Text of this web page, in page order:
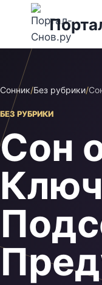
Перейти
содержимому
Сонник/Без рубрики/
БЕЗ РУБРИКИ
Сон